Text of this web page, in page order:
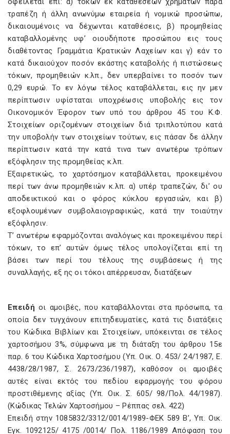
τραπέζη ή άλλη ανωνύμω εταιρεία ή νομικώ προσώπω,
δικαιουμένοις να δέχωνται καταθέσεις, β) προμηθείας
καταβαλλομένης υφ’ οιουδήποτε προσώπου εις τους
διαθέτοντας Γραμμάτια Κρατικών Λαχείων και γ) εάν το
κατά δικαιούχον ποσόν εκάστης καταβολής ή πιστώσεως
τόκων, προμηθειών κ.λπ., δεν υπερβαίνει το ποσόν των
0,29 ευρώ. Το εν λόγω τέλος καταβάλλεται, εις ην μεν
περίπτωσιν υφίσταται υποχρέωσις υποβολής εις τον
Οικονομικόν Έφορον των υπό του άρθρου 45 του Κ.Φ.
Στοιχείων οριζομένων στοιχείων διά τριπλοτύπου κατά
την υποβολήν των στοιχείων τούτων, εις πάσαν δε άλλην
περίπτωσιν κατά την κατά τινα των ανωτέρω τρόπων
εξόφλησιν της προμηθείας κ.λπ.
Εξαιρετικώς, το χαρτόσημον καταβάλλεται, προκειμένου
περί των άνω προμηθειών κ.λπ. α) υπέρ τραπεζών, δι’ ου
αποδεικτικού και ο φόρος κύκλου εργασιών, και β)
εξοφλουμένων συμβολαιογραφικώς, κατά την τοιαύτην
εξόφλησιν.
Τ’ ανωτέρω εφαρμόζονται αναλόγως και προκειμένου περί
τόκων, το επ’ αυτών όμως τέλος υπολογίζεται επί τη
βάσει των περί του τέλους της συμβάσεως ή της
συναλλαγής, εξ ης οι τόκοι απέρρευσαν, διατάξεων
Επειδή οι αμοιβές, που καταβάλλονται στα πρόσωπα, τα
οποία δεν τυγχάνουν επιτηδευματίες, κατά τις διατάξεις
του Κώδικα Βιβλίων και Στοιχείων, υπόκεινται σε τέλος
χαρτοσήμου 3%, σύμφωνα με τη διάταξη του άρθρου 15ε
παρ. 6 του Κώδικα Χαρτοσήμου (Υπ. Οικ. Ο. 453/ 24/1987, Ε.
4438/28/1987, Σ. 2673/236/1987), καθόσον οι αμοιβές
αυτές είναι εκτός του πεδίου εφαρμογής του φόρου
προστιθέμενης αξίας (Υπ. Οικ. Σ. 605/ 98/Πολ. 44/1987).
(Κώδικας Τελών Χαρτοσήμου – Ρέππας σελ. 422)
Επειδή στην 1085832/3312/0014/1989-ΦΕΚ 589 Β’, Υπ. Οικ.
Εγκ. 1092125/ 4175 /0014/ Πολ. 1186/1989 Απόφαση του